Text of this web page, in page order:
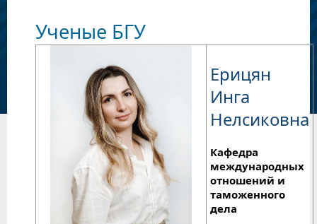
Ученые БГУ
Ерицян
Инга
Нелсиковна
Кафедра
международных
отношений и
таможенного
дела